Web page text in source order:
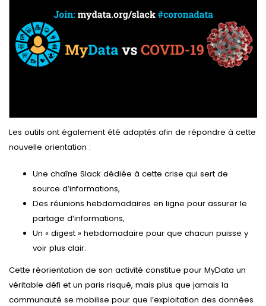
Les outils ont également été adaptés afin de répondre à cette
nouvelle orientation :
Une chaîne Slack dédiée à cette crise qui sert de
source d’informations,
Des réunions hebdomadaires en ligne pour assurer le
partage d’informations,
Un « digest » hebdomadaire pour que chacun puisse y
voir plus clair.
Cette réorientation de son activité constitue pour MyData un
véritable défi et un paris risqué, mais plus que jamais la
communauté se mobilise pour que l’exploitation des données